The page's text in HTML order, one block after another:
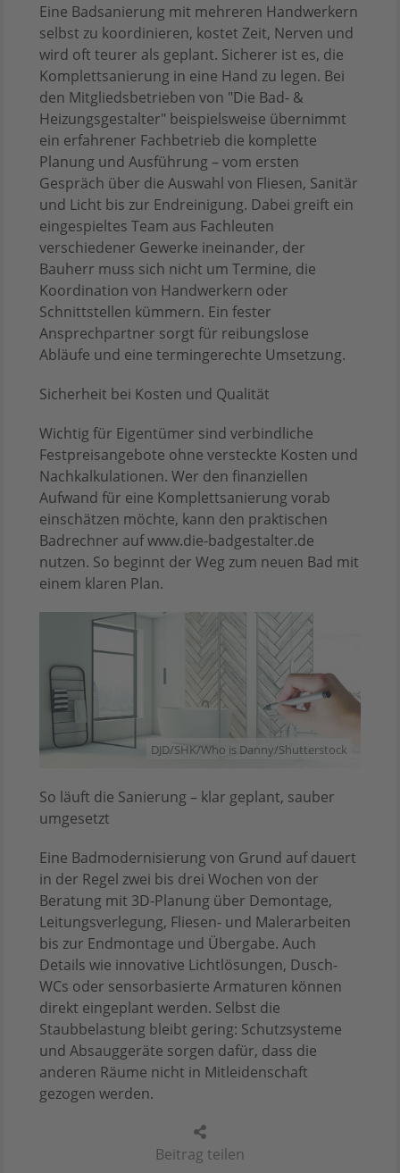
Beitrag teilen
Eine Badsanierung mit mehreren Handwerkern
selbst zu koordinieren, kostet Zeit, Nerven und
wird oft teurer als geplant. Sicherer ist es, die
Komplettsanierung in eine Hand zu legen. Bei
den Mitgliedsbetrieben von "Die Bad- &
Heizungsgestalter" beispielsweise übernimmt
ein erfahrener Fachbetrieb die komplette
Planung und Ausführung – vom ersten
Gespräch über die Auswahl von Fliesen, Sanitär
und Licht bis zur Endreinigung. Dabei greift ein
eingespieltes Team aus Fachleuten
verschiedener Gewerke ineinander, der
Bauherr muss sich nicht um Termine, die
Koordination von Handwerkern oder
Schnittstellen kümmern. Ein fester
Ansprechpartner sorgt für reibungslose
Abläufe und eine termingerechte Umsetzung.
Sicherheit bei Kosten und Qualität
Wichtig für Eigentümer sind verbindliche
Festpreisangebote ohne versteckte Kosten und
Nachkalkulationen. Wer den finanziellen
Aufwand für eine Komplettsanierung vorab
einschätzen möchte, kann den praktischen
Badrechner auf www.die-badgestalter.de
nutzen. So beginnt der Weg zum neuen Bad mit
einem klaren Plan.
DJD/SHK/Who is Danny/Shutterstock
So läuft die Sanierung – klar geplant, sauber
umgesetzt
Eine Badmodernisierung von Grund auf dauert
in der Regel zwei bis drei Wochen von der
Beratung mit 3D-Planung über Demontage,
Leitungsverlegung, Fliesen- und Malerarbeiten
bis zur Endmontage und Übergabe. Auch
Details wie innovative Lichtlösungen, Dusch-
WCs oder sensorbasierte Armaturen können
direkt eingeplant werden. Selbst die
Staubbelastung bleibt gering: Schutzsysteme
und Absauggeräte sorgen dafür, dass die
anderen Räume nicht in Mitleidenschaft
gezogen werden.